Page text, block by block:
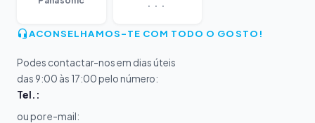
ACONSELHAMOS-TE COM TODO O GOSTO!
Podes contactar-nos em dias úteis
das 9:00 às 17:00 pelo número:
Tel.:
ou por e-mail: